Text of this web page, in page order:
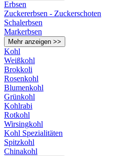
Erbsen
Zuckererbsen - Zuckerschoten
Schalerbsen
Markerbsen
Mehr anzeigen >>
Kohl
Weißkohl
Brokkoli
Rosenkohl
Blumenkohl
Grünkohl
Kohlrabi
Rotkohl
Wirsingkohl
Kohl Spezialitäten
Spitzkohl
Chinakohl